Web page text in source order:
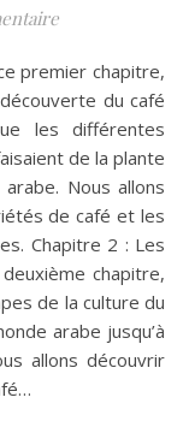
du café
les différentes
de la plante
Nous allons
de café et les
Chapitre 2 : Les
chapitre,
de la culture du
arabe jusqu’à
allons découvrir